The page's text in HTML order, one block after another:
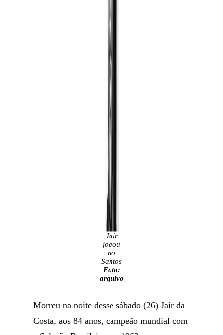
Jair
jogou
no
Santos
Foto:
arquivo
Morreu na noite desse sábado (26) Jair da
Costa, aos 84 anos, campeão mundial com